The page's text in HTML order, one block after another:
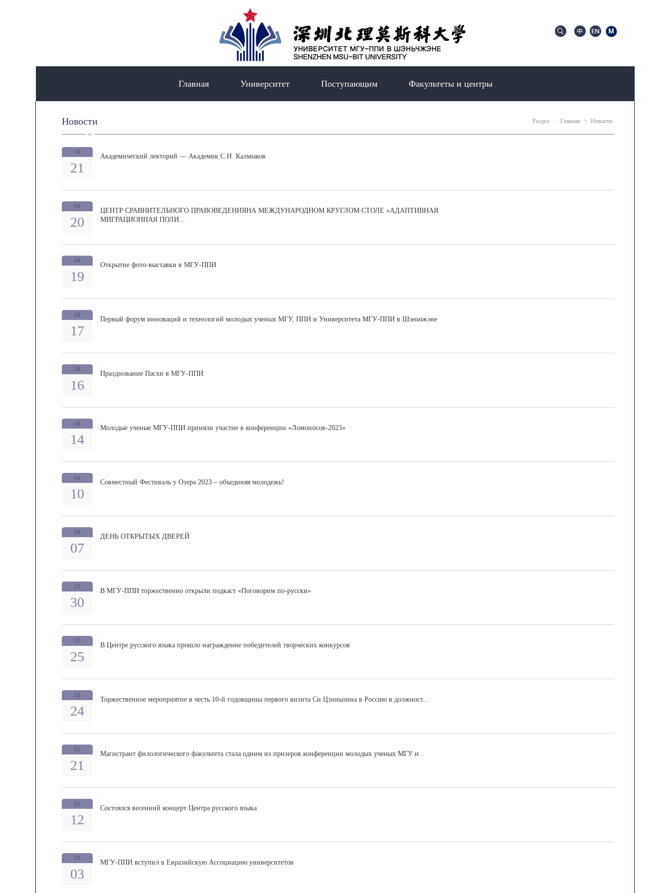
Главная Университет Поступающим Факультеты и центры
Новости Раздел : Главная > Новости
04
21
Академический лекторий — Академик С.Н. Калмыков
04
20
ЦЕНТР СРАВНИТЕЛЬНОГО ПРАВОВЕДЕНИЯНА МЕЖДУНАРОДНОМ КРУГЛОМ СТОЛЕ «АДАПТИВНАЯ
МИГРАЦИОННАЯ ПОЛИ...
04
19
Открытие фото-выставки в МГУ-ППИ
04
17
Первый форум инноваций и технологий молодых ученых МГУ, ППИ и Университета МГУ-ППИ в Шэньчжэне
04
16
Празднование Пасхи в МГУ-ППИ
04
14
Молодые ученые МГУ-ППИ приняли участие в конференции «Ломоносов-2023»
04
10
Совместный Фестиваль у Озера 2023 – объединяя молодежь!
04
07
ДЕНЬ ОТКРЫТЫХ ДВЕРЕЙ
03
30
В МГУ-ППИ торжественно открыли подкаст «Поговорим по-русски»
03
25
В Центре русского языка прошло награждение победителей творческих конкурсов
03
24
Торжественное мероприятие в честь 10-й годовщины первого визита Си Цзиньпина в Россию в должност...
03
21
Магистрант филологического факультета стала одним из призеров конференции молодых ученых МГУ н...
03
12
Состоялся весенний концерт Центра русского языка
03
03
МГУ-ППИ вступил в Евразийскую Ассоциацию университетов